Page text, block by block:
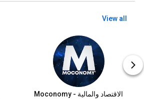
View all
Moconomy - الاقتصاد والمالية